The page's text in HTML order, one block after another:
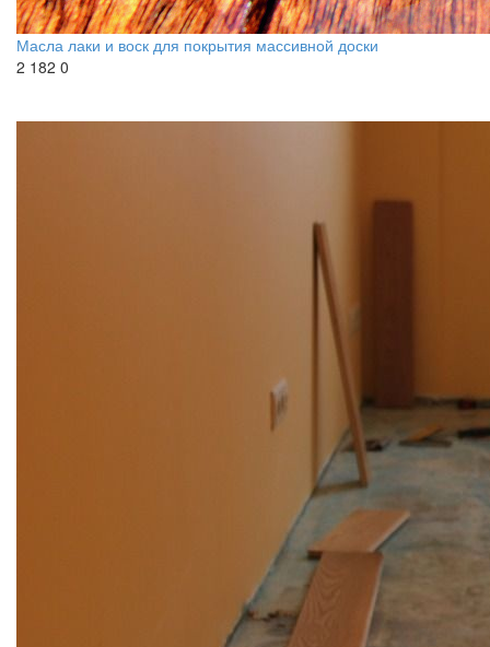
Масла лаки и воск для покрытия массивной доски
2 182 0